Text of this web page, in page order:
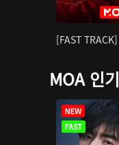
[FAST
MOA 인